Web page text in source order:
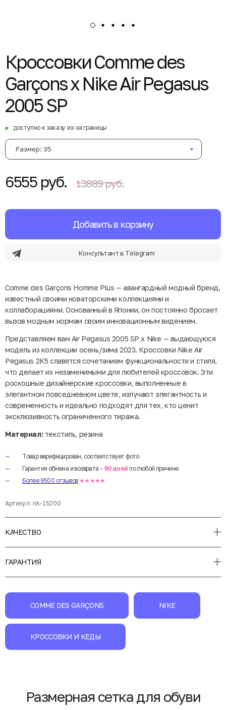
Кроссовки Comme des
Garçons x Nike Air Pegasus
2005 SP
доступно к заказу из-за границы
Размер: 35
6555 руб. 13889 руб.
Добавить в корзину
Консультант в Telegram
Comme des Garçons Homme Plus — авангардный модный бренд,
известный своими новаторскими коллекциями и
коллаборациями. Основанный в Японии, он постоянно бросает
вызов модным нормам своим инновационным видением.
Представляем вам Air Pegasus 2005 SP x Nike — выдающуюся
модель из коллекции осень/зима 2023. Кроссовки Nike Air
Pegasus 2K5 славятся сочетанием функциональности и стиля,
что делает их незаменимыми для любителей кроссовок. Эти
роскошные дизайнерские кроссовки, выполненные в
элегантном повседневном цвете, излучают элегантность и
современность и идеально подходят для тех, кто ценит
эксклюзивность ограниченного тиража.
Материал: текстиль, резина
Товар верифицирован, соответствует фото
Гарантия обмена и возврата - 90 дней по любой причине
Более 9500 отзывов ★★★★★
Артикул: nk-15200
КАЧЕСТВО
ГАРАНТИЯ
COMME DES GARÇONS NIKE
КРОССОВКИ И КЕДЫ
Размерная сетка для обуви